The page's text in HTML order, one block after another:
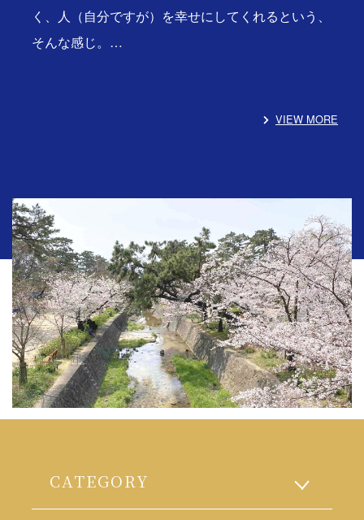
く、人（自分ですが）を幸せにしてくれるという、
そんな感じ。…
VIEW MORE
CATEGORY